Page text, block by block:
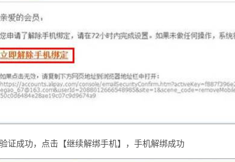
证成功，点击【继续解绑手机】，手机解绑成功